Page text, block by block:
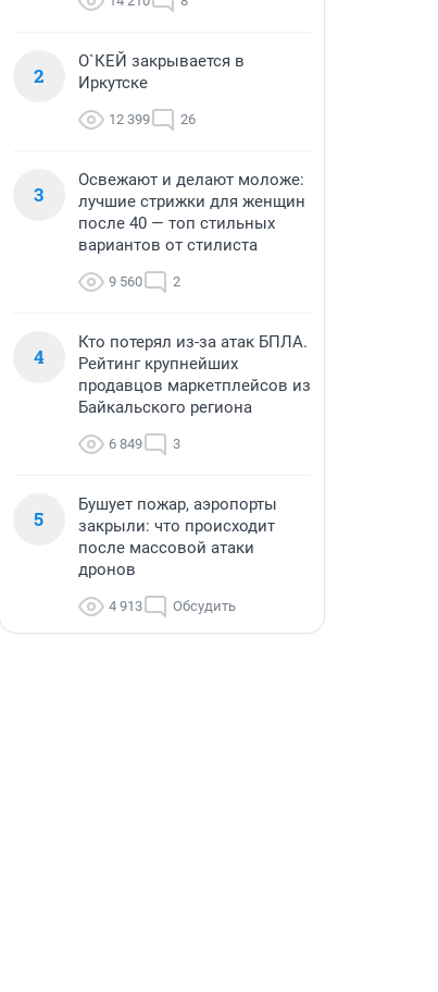
2
О`КЕЙ закрывается в
Иркутске
12 399 26
3
Освежают и делают моложе:
лучшие стрижки для женщин
после 40 — топ стильных
вариантов от стилиста
9 560 2
4
Кто потерял из-за атак БПЛА.
Рейтинг крупнейших
продавцов маркетплейсов из
Байкальского региона
6 849 3
5
Бушует пожар, аэропорты
закрыли: что происходит
после массовой атаки
дронов
4 913 Обсудить